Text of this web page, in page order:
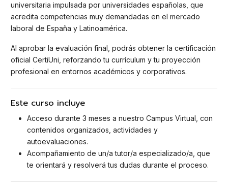
universitaria impulsada por universidades españolas, que
acredita competencias muy demandadas en el mercado
laboral de España y Latinoamérica.
Al aprobar la evaluación final, podrás obtener la certificación
oficial CertiUni, reforzando tu currículum y tu proyección
profesional en entornos académicos y corporativos.
Este curso incluye
Acceso durante 3 meses a nuestro Campus Virtual, con
contenidos organizados, actividades y
autoevaluaciones.
Acompañamiento de un/a tutor/a especializado/a, que
te orientará y resolverá tus dudas durante el proceso.